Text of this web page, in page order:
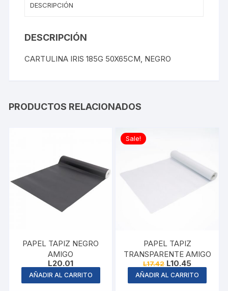
DESCRIPCIÓN
DESCRIPCIÓN
CARTULINA IRIS 185G 50X65CM, NEGRO
PRODUCTOS RELACIONADOS
PAPEL TAPIZ NEGRO
AMIGO
L20.01
AÑADIR AL CARRITO
Sale!
PAPEL TAPIZ
TRANSPARENTE AMIGO
L17.42 Original
price
was:
L17.42.
L10.45Current
price
is:
L10.45.
AÑADIR AL CARRITO